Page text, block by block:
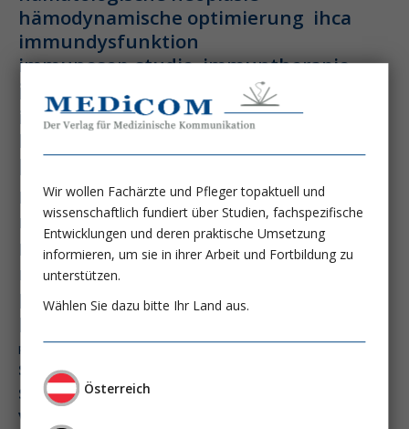
hämodynamische optimierung ihca
immundysfunktion
immunosep-studie immuntherapie
intensiv-news intensivmedizin
intensivstation intensivversorgung
kdigo-leitlinien
leberzirrhose
masld metabolische lebererkrankung mikrobiom
multiples myelom nasogastrale sonde
nephro-news nephrologie
niereninsuffizienz
peg-implantationstechniken
perioperative nierenschädigung
pisces-studie
präzisionstherapie
schluckstörung
septischer schock
vasopressortherapie
Wir wollen Fachärzte und Pfleger topaktuell und
wissenschaftlich fundiert über Studien, fachspezifische
Entwicklungen und deren praktische Umsetzung
informieren, um sie in ihrer Arbeit und Fortbildung zu
unterstützen.
Wählen Sie dazu bitte Ihr Land aus.
Österreich